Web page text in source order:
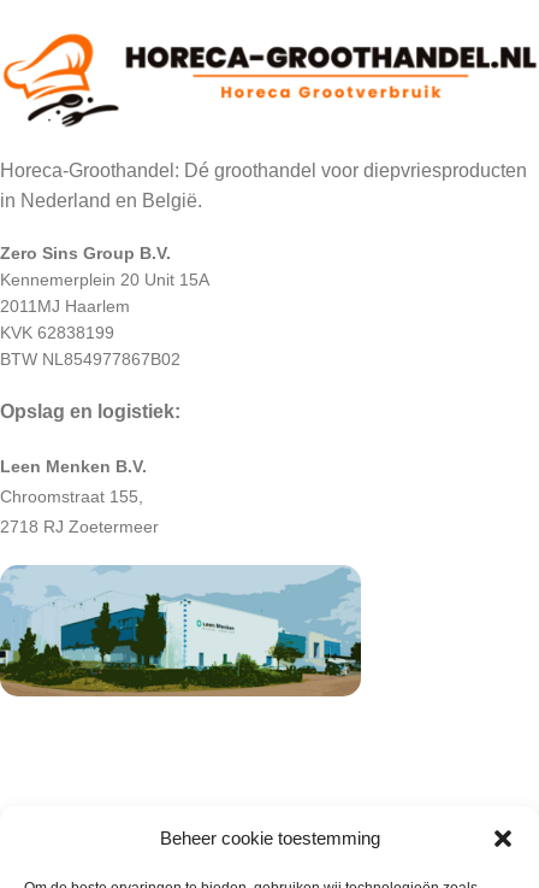
Beheer cookie toestemming
Horeca-Groothandel: Dé groothandel voor diepvriesproducten
in Nederland en België.
Zero Sins Group B.V.
Kennemerplein 20 Unit 15A
2011MJ Haarlem
KVK 62838199
BTW NL854977867B02
Opslag en logistiek:
Leen Menken B.V.
Chroomstraat 155,
2718 RJ Zoetermeer